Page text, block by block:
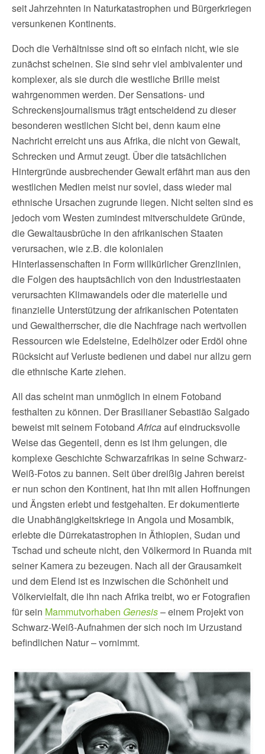
seit Jahrzehnten in Naturkatastrophen und Bürgerkriegen
versunkenen Kontinents.
Doch die Verhältnisse sind oft so einfach nicht, wie sie
zunächst scheinen. Sie sind sehr viel ambivalenter und
komplexer, als sie durch die westliche Brille meist
wahrgenommen werden. Der Sensations- und
Schreckensjournalismus trägt entscheidend zu dieser
besonderen westlichen Sicht bei, denn kaum eine
Nachricht erreicht uns aus Afrika, die nicht von Gewalt,
Schrecken und Armut zeugt. Über die tatsächlichen
Hintergründe ausbrechender Gewalt erfährt man aus den
westlichen Medien meist nur soviel, dass wieder mal
ethnische Ursachen zugrunde liegen. Nicht selten sind es
jedoch vom Westen zumindest mitverschuldete Gründe,
die Gewaltausbrüche in den afrikanischen Staaten
verursachen, wie z.B. die kolonialen
Hinterlassenschaften in Form willkürlicher Grenzlinien,
die Folgen des hauptsächlich von den Industriestaaten
verursachten Klimawandels oder die materielle und
finanzielle Unterstützung der afrikanischen Potentaten
und Gewaltherrscher, die die Nachfrage nach wertvollen
Ressourcen wie Edelsteine, Edelhölzer oder Erdöl ohne
Rücksicht auf Verluste bedienen und dabei nur allzu gern
die ethnische Karte ziehen.
All das scheint man unmöglich in einem Fotoband
festhalten zu können. Der Brasilianer Sebastião Salgado
beweist mit seinem FotobandAfricaauf eindrucksvolle
Weise das Gegenteil, denn es ist ihm gelungen, die
komplexe Geschichte Schwarzafrikas in seine Schwarz-
Weiß-Fotos zu bannen. Seit über dreißig Jahren bereist
er nun schon den Kontinent, hat ihn mit allen Hoffnungen
und Ängsten erlebt und festgehalten. Er dokumentierte
die Unabhängigkeitskriege in Angola und Mosambik,
erlebte die Dürrekatastrophen in Äthiopien, Sudan und
Tschad und scheute nicht, den Völkermord in Ruanda mit
seiner Kamera zu bezeugen. Nach all der Grausamkeit
und dem Elend ist es inzwischen die Schönheit und
Völkervielfalt, die ihn nach Afrika treibt, wo er Fotografien
für sein Mammutvorhaben Genesis– einem Projekt von
Schwarz-Weiß-Aufnahmen der sich noch im Urzustand
befindlichen Natur – vornimmt.